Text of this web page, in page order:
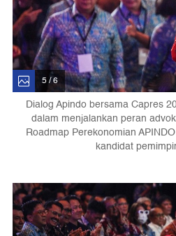
5 / 6
Dialog Apindo bersama Capres
dalam menjalankan peran
Roadmap Perekonomian
kandidat